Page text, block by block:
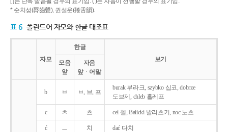
* 순치성(脣齒聲), 권설운(捲舌韻).
표 6 폴란드어 자모와 한글 대조표
자모
한글
보기
모음
앞
자음
앞ㆍ어말
b ㅂ ㅂ, 브, 프
burak 부라크, szybko 십코, dobrze
도브제, chleb 흘레프
c ㅊ 츠 cel 첼, Balicki 발리츠키, noc 노츠
ć ㅡ 치 dać 다치